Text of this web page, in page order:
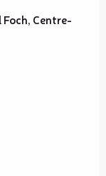
Centre-